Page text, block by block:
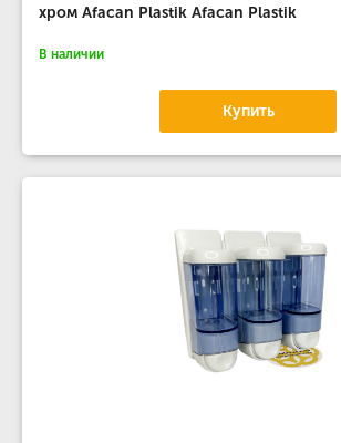
хром Afacan Plastik Afacan Plastik
В наличии
Купить